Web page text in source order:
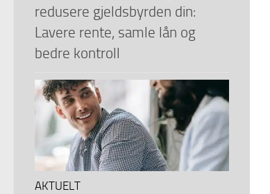
redusere gjeldsbyrden din:
Lavere rente, samle lån og
bedre kontroll
AKTUELT